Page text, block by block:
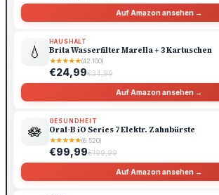
Auf Amazon ansehen →
💧
HAUSHALT
Brita Wasserfilter Marella + 3 Kartuschen
★★★★★(42.100)
€24,99€34,99
Auf Amazon ansehen →
🪷
GESUNDHEIT
Oral-B iO Series 7 Elektr. Zahnbürste
★★★★★(6.520)
€99,99€199,99
Auf Amazon ansehen →